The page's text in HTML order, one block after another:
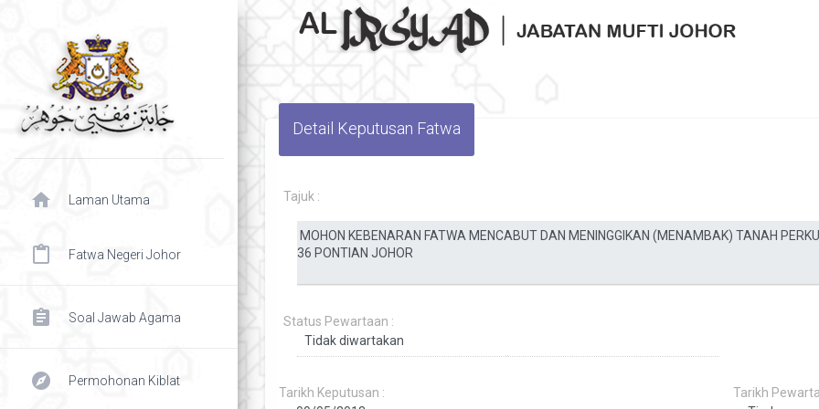
home Laman Utama
content_paste Fatwa Negeri Johor
assignment Soal Jawab Agama
explore Permohonan Kiblat
Detail Keputusan Fatwa
Tajuk :
Status Pewartaan :
Tarikh Keputusan : Tarikh